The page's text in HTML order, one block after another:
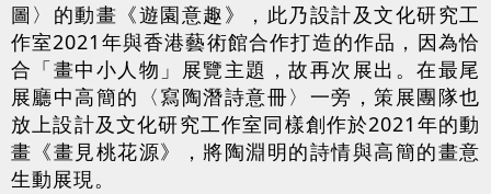
圖〉的動畫《遊園意趣》，此乃設計及文化研究工
作室2021年與香港藝術館合作打造的作品，因為恰
合「畫中小人物」展覽主題，故再次展出。在最尾
展廳中高簡的〈寫陶潛詩意冊〉一旁，策展團隊也
放上設計及文化研究工作室同樣創作於2021年的動
畫《畫見桃花源》，將陶淵明的詩情與高簡的畫意
生動展現。